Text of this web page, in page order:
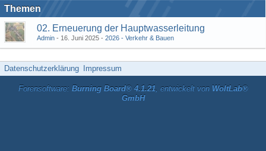
Themen
02. Erneuerung der Hauptwasserleitung
Admin 16. Juni 2025 2026 - Verkehr & Bauen
Datenschutzerklärung Impressum
Forensoftware: Burning Board® 4.1.21, entwickelt von WoltLab®
GmbH